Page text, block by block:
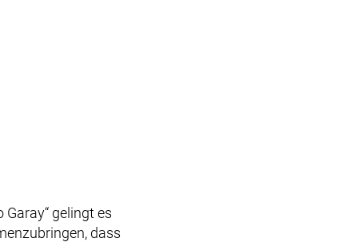
Garay“ gelingt es
dass